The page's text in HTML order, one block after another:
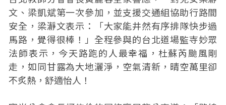
文、梁凱斌第一次參加，並支援交通組協助行路間
安全，梁瀞文表示：「大家能井然有序排隊快步過
馬路，覺得很棒！」全程參與的台北道場監寺妙眾
法師表示，今天路跑的人最幸福，杜蘇芮颱風剛
走，如同甘露為大地灑淨，空氣清新，晴空萬里卻
不炙熱，舒適怡人！